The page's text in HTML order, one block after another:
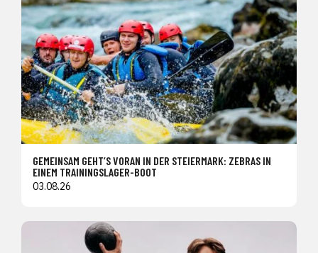
GEMEINSAM GEHT’S VORAN IN DER STEIERMARK: ZEBRAS IN
EINEM TRAININGSLAGER-BOOT
03.08.26